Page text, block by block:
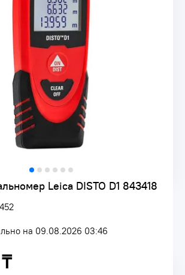
Leica DISTO D1 843418
на 09.08.2026 03:46